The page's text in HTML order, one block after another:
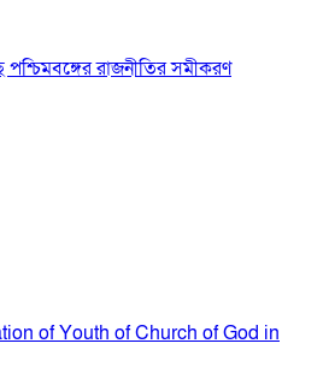
রাজনীতির সমীকরণ
of Youth of Church of God in